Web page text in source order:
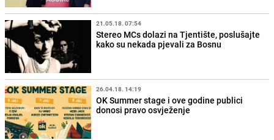
21.05.18. 07:54
Stereo MCs dolazi na Tjentište, poslušajte
kako su nekada pjevali za Bosnu
26.04.18. 14:19
OK Summer stage i ove godine publici
donosi pravo osvježenje